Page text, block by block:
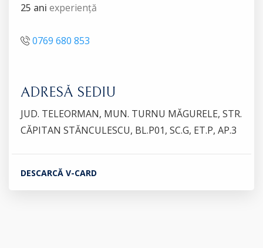
25 ani experiență
0769 680 853
ADRESĂ SEDIU
JUD. TELEORMAN, MUN. TURNU MĂGURELE, STR.
CĂPITAN STĂNCULESCU, BL.P01, SC.G, ET.P, AP.3
DESCARCĂ V-CARD